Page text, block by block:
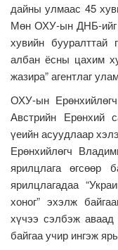
дайны улмаас 45
Мөн ОХУ-ын ДНБ-ийг
хувийн бууралттай
албан ёсны цахим
жазира” агентлаг
ОХУ-ын
Австрийн Ерөнхий
үеийн асуудлаар
Ерөнхийлөгч
ярилцлага өгсөөр
ярилцлагадаа
хоног” эхэлж
хүчээ сэлбэж
байгаа учир ингэж